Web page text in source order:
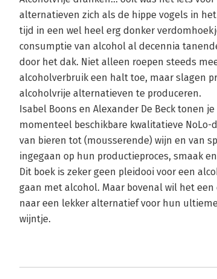
alternatieven zich als de hippe vogels in
tijd in een wel heel erg donker
consumptie van alcohol al decennia
door het dak. Niet alleen roepen steeds
alcoholverbruik een halt toe, maar slagen
alcoholvrije alternatieven te produceren.
Isabel Boons en Alexander De Beck tonen
momenteel beschikbare kwalitatieve
van bieren tot (mousserende) wijn en van
ingegaan op hun productieproces, smaak
Dit boek is zeker geen pleidooi voor een
gaan met alcohol. Maar bovenal wil het
naar een lekker alternatief voor hun
wijntje.